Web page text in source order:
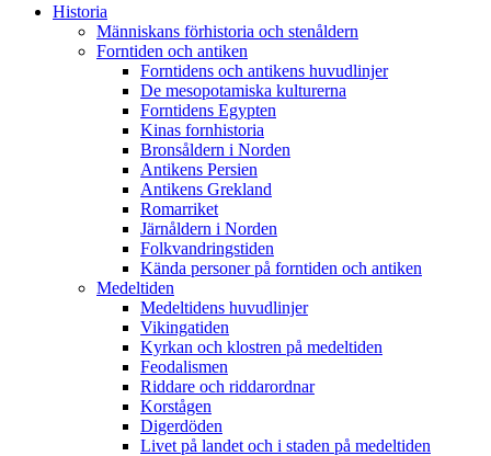
Historia
Människans förhistoria och stenåldern
Forntiden och antiken
Forntidens och antikens huvudlinjer
De mesopotamiska kulturerna
Forntidens Egypten
Kinas fornhistoria
Bronsåldern i Norden
Antikens Persien
Antikens Grekland
Romarriket
Järnåldern i Norden
Folkvandringstiden
Kända personer på forntiden och antiken
Medeltiden
Medeltidens huvudlinjer
Vikingatiden
Kyrkan och klostren på medeltiden
Feodalismen
Riddare och riddarordnar
Korstågen
Digerdöden
Livet på landet och i staden på medeltiden